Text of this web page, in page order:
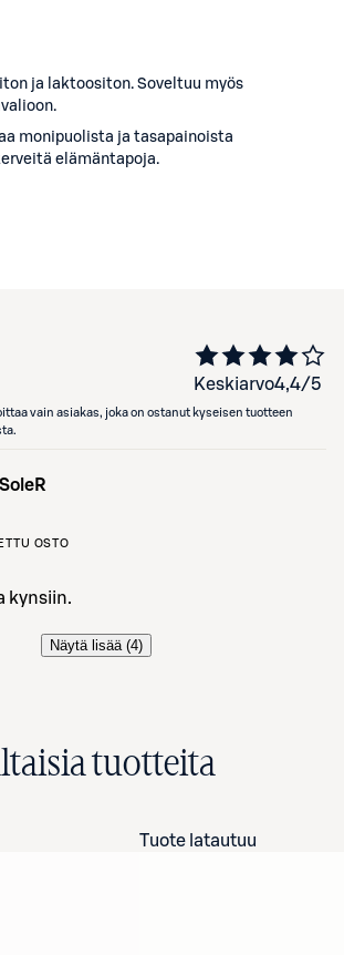
ja laktoositon. Soveltuu myös
monipuolista ja tasapainoista
elämäntapoja.
Keskiarvo4,4/5
vain asiakas, joka on ostanut kyseisen tuotteen
SoleR
OSTO
kynsiin.
Näytä lisää (4)
tuotteita
Tuote latautuu